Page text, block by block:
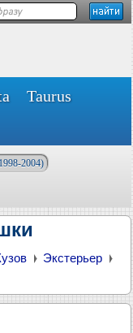
Taurus
2004)
Экстерьер